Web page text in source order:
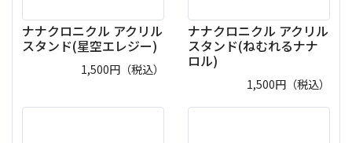
ナナクロニクル アクリル
スタンド(星空エレジー)
1,500円（税込）
ナナクロニクル アクリル
スタンド(ねむれるナナ
ロル)
1,500円（税込）